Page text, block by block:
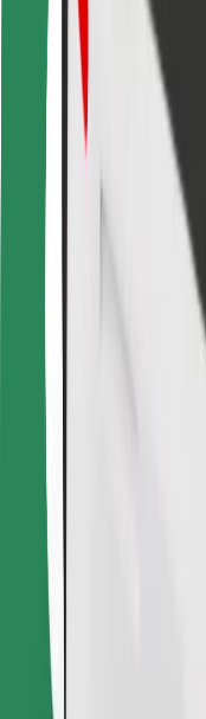
Za korisnike
Za vozače
Za dostavljače
Bolt Food
Za vlasnike
Za restorane
Bolt for
Uvjeti i
Zatraži
Pronađi svoje